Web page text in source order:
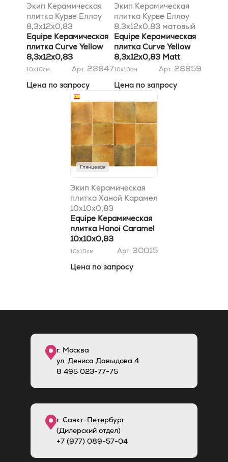
Экип Керамическая
плитка Курве Еллоу
8,3x12x0,83
Equipe Керамическая
плитка Curve Yellow
8,3x12x0,83
10x10см Арт. 28847
Цена по запросу
Экип Керамическая
плитка Курве Еллоу
8,3x12x0,83 матовый
Equipe Керамическая
плитка Curve Yellow
8,3x12x0,83 Matt
10x10см Арт. 28859
Цена по запросу
Глянцевая
Экип Керамическая
плитка Ханой Карамел
10x10x0,83
Equipe Керамическая
плитка Hanoi Caramel
10x10x0,83
10x10см Арт. 30015
Цена по запросу
г. Москва
ул. Дениса Давыдова 4
8 495 023-77-75
г. Санкт-Петербург
(Дилерский отдел)
+7 (977) 089-57-04